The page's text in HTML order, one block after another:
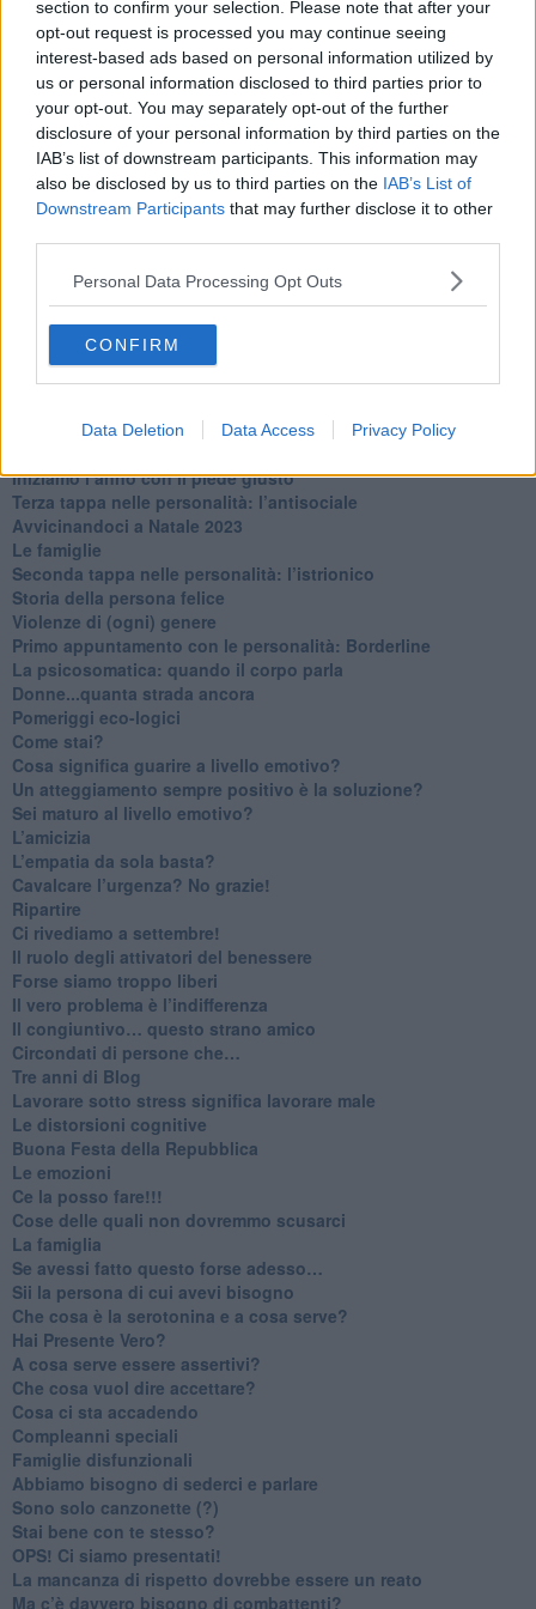
section to confirm your selection. Please note that after your
opt-out request is processed you may continue seeing
interest-based ads based on personal information utilized by
us or personal information disclosed to third parties prior to
your opt-out. You may separately opt-out of the further
disclosure of your personal information by third parties on the
IAB’s list of downstream participants. This information may
also be disclosed by us to third parties on the IAB’s List of
Downstream Participants that may further disclose it to other
Personal Data Processing Opt Outs
CONFIRM
Data Deletion Data Access Privacy Policy
​Clima ballerino e sbalzi d’umore
La maternità
​L’uomo o l’orso?
Non hanno un amico a teatro​
​Tutta una questione di rispetto
​Cose che ci esauriscono
​Vespa che passione!
​Lasciate ai vostri figli il diritto di piangere
​Parole d’amore regalate al vento
​Essere genitori di un adolescente
​Giornata del Fiocchetto Lilla
​Venerdì emozionalmente sostenibile
Ma ti ascolti?
Contornati di persone che…
Non dare niente per scontato
Quarta tappa nelle personalità: il narcisista
​Iniziamo l’anno con il piede giusto
​Terza tappa nelle personalità: l’antisociale
​Avvicinandoci a Natale 2023
Le famiglie
Seconda tappa nelle personalità: l’istrionico
​Storia della persona felice
Violenze di (ogni) genere
​Primo appuntamento con le personalità: Borderline
La psicosomatica: quando il corpo parla
Donne...quanta strada ancora
​Pomeriggi eco-logici
​Come stai?
Cosa significa guarire a livello emotivo?
​Un atteggiamento sempre positivo è la soluzione?
​Sei maturo al livello emotivo?
​L’amicizia
​L’empatia da sola basta?
​Cavalcare l’urgenza? No grazie!
Ripartire
​Ci rivediamo a settembre!
​Il ruolo degli attivatori del benessere
​Forse siamo troppo liberi
​Il vero problema è l’indifferenza
​Il congiuntivo… questo strano amico
​Circondati di persone che…
​Tre anni di Blog
​Lavorare sotto stress significa lavorare male
​Le distorsioni cognitive
​Buona Festa della Repubblica
Le emozioni
​Ce la posso fare!!!
​Cose delle quali non dovremmo scusarci
​La famiglia
​Se avessi fatto questo forse adesso…
​Sii la persona di cui avevi bisogno
Che cosa è la serotonina e a cosa serve?
​Hai Presente Vero?
A cosa serve essere assertivi?
​Che cosa vuol dire accettare?
​Cosa ci sta accadendo
​Compleanni speciali
​Famiglie disfunzionali
​Abbiamo bisogno di sederci e parlare
Sono solo canzonette (?)
​Stai bene con te stesso?
​OPS! Ci siamo presentati!
​La mancanza di rispetto dovrebbe essere un reato
​Ma c’è davvero bisogno di combattenti?